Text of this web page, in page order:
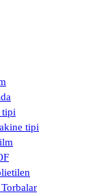
tipi
tipi